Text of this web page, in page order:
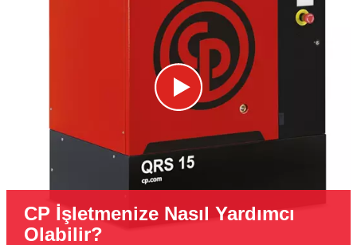
CP İşletmenize Nasıl Yardımcı
Olabilir?